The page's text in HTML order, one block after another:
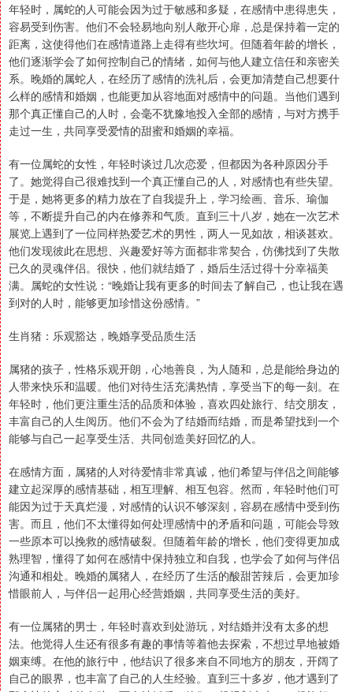
年轻时，属蛇的人可能会因为过于敏感和多疑，在感情中患得患失，
容易受到伤害。他们不会轻易地向别人敞开心扉，总是保持着一定的
距离，这使得他们在感情道路上走得有些坎坷。但随着年龄的增长，
他们逐渐学会了如何控制自己的情绪，如何与他人建立信任和亲密关
系。晚婚的属蛇人，在经历了感情的洗礼后，会更加清楚自己想要什
么样的感情和婚姻，也能更加从容地面对感情中的问题。当他们遇到
那个真正懂自己的人时，会毫不犹豫地投入全部的感情，与对方携手
走过一生，共同享受爱情的甜蜜和婚姻的幸福。
有一位属蛇的女性，年轻时谈过几次恋爱，但都因为各种原因分手
了。她觉得自己很难找到一个真正懂自己的人，对感情也有些失望。
于是，她将更多的精力放在了自我提升上，学习绘画、音乐、瑜伽
等，不断提升自己的内在修养和气质。直到三十八岁，她在一次艺术
展览上遇到了一位同样热爱艺术的男性，两人一见如故，相谈甚欢。
他们发现彼此在思想、兴趣爱好等方面都非常契合，仿佛找到了失散
已久的灵魂伴侣。很快，他们就结婚了，婚后生活过得十分幸福美
满。属蛇的女性说：“晚婚让我有更多的时间去了解自己，也让我在遇
到对的人时，能够更加珍惜这份感情。”
生肖猪：乐观豁达，晚婚享受品质生活
属猪的孩子，性格乐观开朗，心地善良，为人随和，总是能给身边的
人带来快乐和温暖。他们对待生活充满热情，享受当下的每一刻。在
年轻时，他们更注重生活的品质和体验，喜欢四处旅行、结交朋友，
丰富自己的人生阅历。他们不会为了结婚而结婚，而是希望找到一个
能够与自己一起享受生活、共同创造美好回忆的人。
在感情方面，属猪的人对待爱情非常真诚，他们希望与伴侣之间能够
建立起深厚的感情基础，相互理解、相互包容。然而，年轻时他们可
能因为过于天真烂漫，对感情的认识不够深刻，容易在感情中受到伤
害。而且，他们不太懂得如何处理感情中的矛盾和问题，可能会导致
一些原本可以挽救的感情破裂。但随着年龄的增长，他们变得更加成
熟理智，懂得了如何在感情中保持独立和自我，也学会了如何与伴侣
沟通和相处。晚婚的属猪人，在经历了生活的酸甜苦辣后，会更加珍
惜眼前人，与伴侣一起用心经营婚姻，共同享受生活的美好。
有一位属猪的男士，年轻时喜欢到处游玩，对结婚并没有太多的想
法。他觉得人生还有很多有趣的事情等着他去探索，不想过早地被婚
姻束缚。在他的旅行中，他结识了很多来自不同地方的朋友，开阔了
自己的眼界，也丰富了自己的人生经验。直到三十多岁，他才遇到了